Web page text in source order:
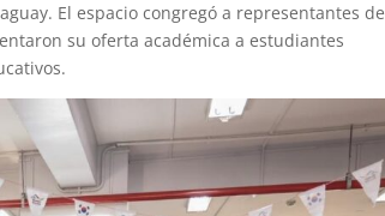
El espacio congregó a representantes de
su oferta académica a estudiantes